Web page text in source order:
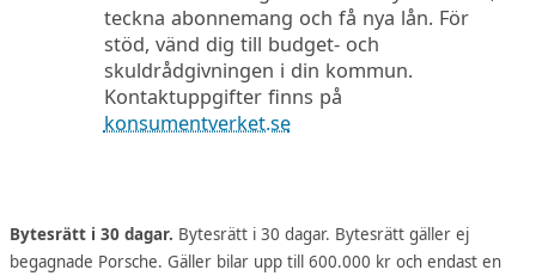
teckna abonnemang och få nya lån. För
stöd, vänd dig till budget- och
skuldrådgivningen i din kommun.
Kontaktuppgifter finns på
konsumentverket.se
Bytesrätt i 30 dagar. Bytesrätt i 30 dagar. Bytesrätt gäller ej
begagnade Porsche. Gäller bilar upp till 600.000 kr och endast en